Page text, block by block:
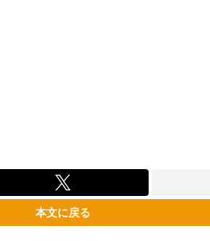
本文に戻る